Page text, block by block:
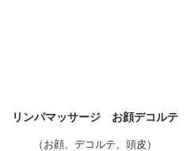
リンパマッサージ お顔デコルテ
（お顔、デコルテ、頭皮）